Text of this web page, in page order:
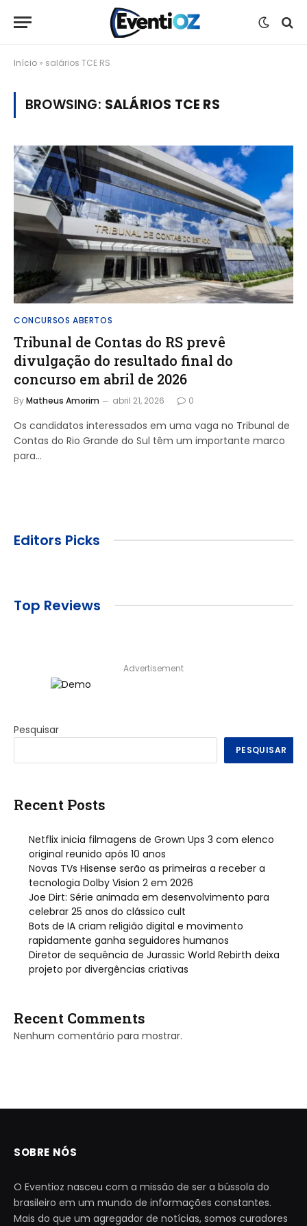
Início » salários TCE RS
BROWSING: SALÁRIOS TCE RS
CONCURSOS ABERTOS
Tribunal de Contas do RS prevê
divulgação do resultado final do
concurso em abril de 2026
ByMatheus Amorim abril 21, 2026 0
Os candidatos interessados em uma vaga no Tribunal de
Contas do Rio Grande do Sul têm um importante marco
para…
Editors Picks
Top Reviews
Advertisement
Pesquisar
PESQUISAR
Recent Posts
Netflix inicia filmagens de Grown Ups 3 com elenco
original reunido após 10 anos
Novas TVs Hisense serão as primeiras a receber a
tecnologia Dolby Vision 2 em 2026
Joe Dirt: Série animada em desenvolvimento para
celebrar 25 anos do clássico cult
Bots de IA criam religião digital e movimento
rapidamente ganha seguidores humanos
Diretor de sequência de Jurassic World Rebirth deixa
projeto por divergências criativas
Recent Comments
Nenhum comentário para mostrar.
SOBRE NÓS
O Eventioz nasceu com a missão de ser a bússola do
brasileiro em um mundo de informações constantes.
Mais do que um agregador de notícias, somos curadores